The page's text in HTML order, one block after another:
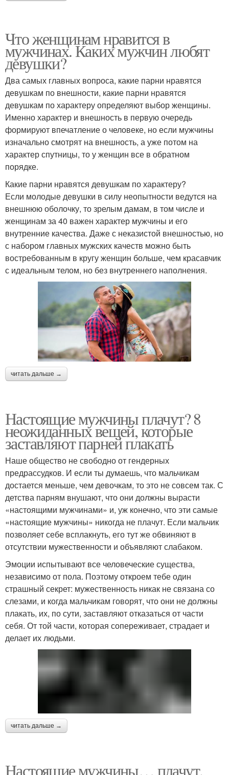
Что женщинам нравится в
мужчинах. Каких мужчин любят
девушки?
Два самых главных вопроса, какие парни нравятся
девушкам по внешности, какие парни нравятся
девушкам по характеру определяют выбор женщины.
Именно характер и внешность в первую очередь
формируют впечатление о человеке, но если мужчины
изначально смотрят на внешность, а уже потом на
характер спутницы, то у женщин все в обратном
порядке.
Какие парни нравятся девушкам по характеру?
Если молодые девушки в силу неопытности ведутся на
внешнюю оболочку, то зрелым дамам, в том числе и
женщинам за 40 важен характер мужчины и его
внутренние качества. Даже с неказистой внешностью, но
с набором главных мужских качеств можно быть
востребованным в кругу женщин больше, чем красавчик
с идеальным телом, но без внутреннего наполнения.
читать дальше →
Настоящие мужчины плачут? 8
неожиданных вещей, которые
заставляют парней плакать
Наше общество не свободно от гендерных
предрассудков. И если ты думаешь, что мальчикам
достается меньше, чем девочкам, то это не совсем так. С
детства парням внушают, что они должны вырасти
«настоящими мужчинами» и, уж конечно, что эти самые
«настоящие мужчины» никогда не плачут. Если мальчик
позволяет себе всплакнуть, его тут же обвиняют в
отсутствии мужественности и объявляют слабаком.
Эмоции испытывают все человеческие существа,
независимо от пола. Поэтому откроем тебе один
страшный секрет: мужественность никак не связана со
слезами, и когда мальчикам говорят, что они не должны
плакать, их, по сути, заставляют отказаться от части
себя. От той части, которая сопереживает, страдает и
делает их людьми.
читать дальше →
Настоящие мужчины… плачут.